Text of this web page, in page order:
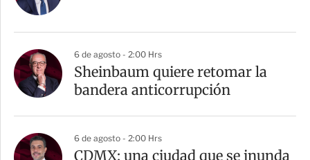
6 de agosto - 2:00 Hrs
Sheinbaum quiere retomar la
bandera anticorrupción
6 de agosto - 2:00 Hrs
CDMX: una ciudad que se inunda